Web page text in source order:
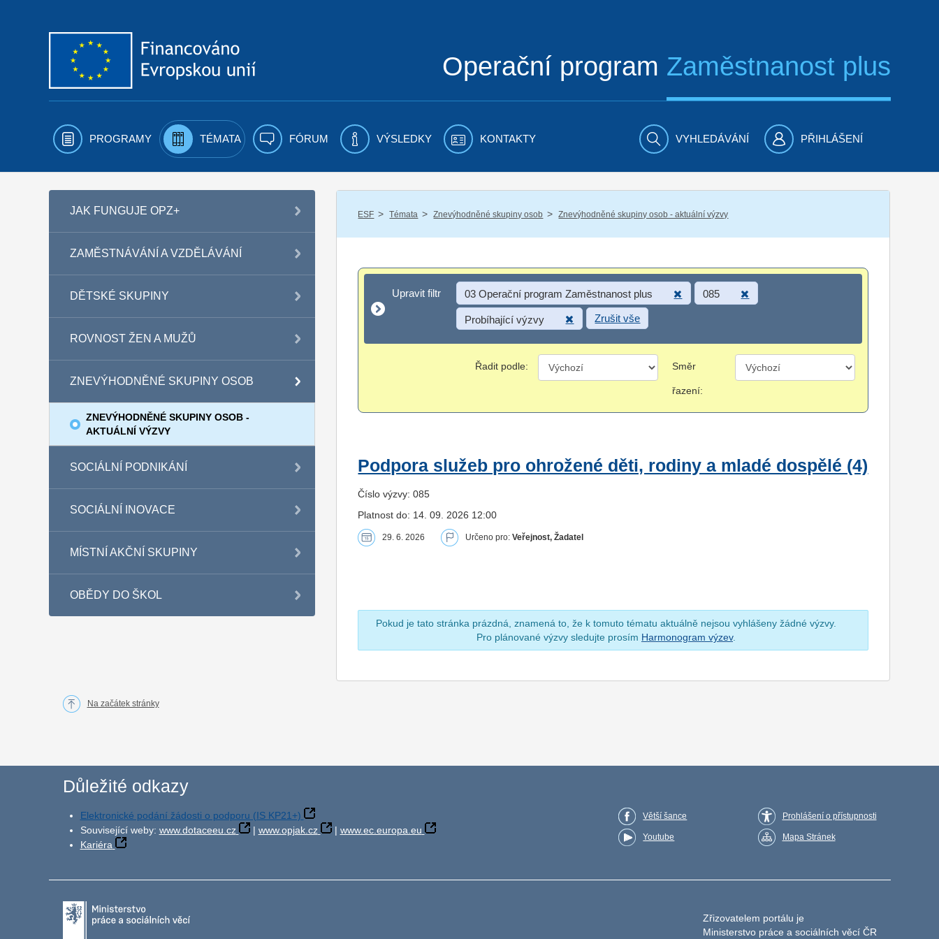
Operační program Zaměstnanost plus
PROGRAMY TÉMATA FÓRUM VÝSLEDKY KONTAKTY VYHLEDÁVÁNÍ PŘIHLÁŠENÍ
JAK FUNGUJE OPZ+
ZAMĚSTNÁVÁNÍ A VZDĚLÁVÁNÍ
DĚTSKÉ SKUPINY
ROVNOST ŽEN A MUŽŮ
ZNEVÝHODNĚNÉ SKUPINY OSOB
ZNEVÝHODNĚNÉ SKUPINY OSOB -
AKTUÁLNÍ VÝZVY
SOCIÁLNÍ PODNIKÁNÍ
SOCIÁLNÍ INOVACE
MÍSTNÍ AKČNÍ SKUPINY
OBĚDY DO ŠKOL
ESF / Témata / Znevýhodněné skupiny osob / Znevýhodněné skupiny osob - aktuální výzvy
Upravit filtr
Upravit filtr 03 Operační program Zaměstnanost plus 085
Probíhající výzvy Zrušit vše
Řadit podle: Směr
řazení:
Podpora služeb pro ohrožené děti, rodiny a mladé dospělé (4)
Číslo výzvy: 085
Platnost do: 14. 09. 2026 12:00
29. 6. 2026 Určeno pro:Veřejnost, Žadatel
Pokud je tato stránka prázdná, znamená to, že k tomuto tématu aktuálně nejsou vyhlášeny žádné výzvy.
Pro plánované výzvy sledujte prosím Harmonogram výzev.
Na začátek stránky
Důležité odkazy
Elektronické podání žádosti o podporu (IS KP21+)
Související weby: www.dotaceeu.cz | www.opjak.cz | www.ec.europa.eu
Kariéra
Větší šance
Youtube
Prohlášení o přístupnosti
Mapa Stránek
Zřizovatelem portálu je
Ministerstvo práce a sociálních věcí ČR